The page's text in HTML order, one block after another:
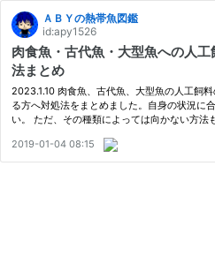
ＡＢＹの熱帯魚図鑑
id:apy1526
肉食魚・古代魚・大型魚への人
法まとめ
2023.1.10 肉食魚、古代魚、大型魚の人工飼
る方へ対処法をまとめました。自身の状況に
い。 ただ、その種類によっては向かない方法
リット・デメリットは？ おすすめの人工飼料
な…
2019-01-04 08:15